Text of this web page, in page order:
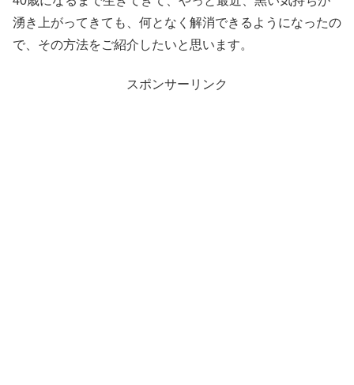
湧き上がってきても、何となく解消できるようになったの
で、その方法をご紹介したいと思います。
スポンサーリンク